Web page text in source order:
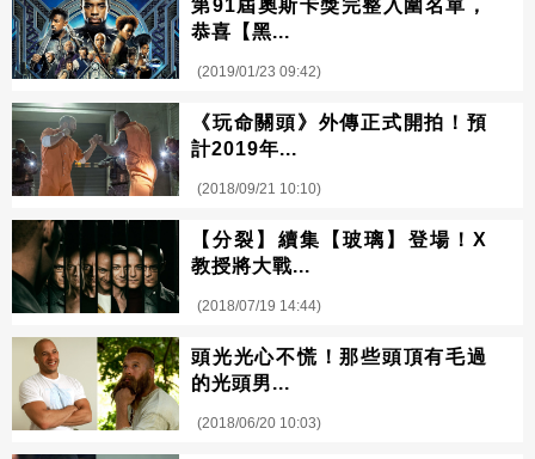
第91屆奧斯卡獎完整入圍名單，
恭喜【黑...
(2019/01/23 09:42)
《玩命關頭》外傳正式開拍！預
計2019年...
(2018/09/21 10:10)
【分裂】續集【玻璃】登場！X
教授將大戰...
(2018/07/19 14:44)
頭光光心不慌！那些頭頂有毛過
的光頭男...
(2018/06/20 10:03)